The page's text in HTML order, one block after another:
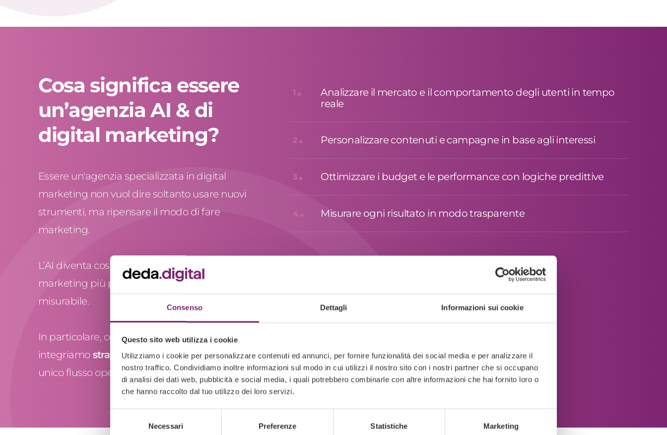
Consenso Dettagli Informazioni sui cookie
Questo sito web utilizza i cookie
Utilizziamo i cookie per personalizzare contenuti ed annunci, per fornire funzionalità dei social media e per analizzare il
nostro traffico. Condividiamo inoltre informazioni sul modo in cui utilizzi il nostro sito con i nostri partner che si occupano
di analisi dei dati web, pubblicità e social media, i quali potrebbero combinarle con altre informazioni che hai fornito loro o
che hanno raccolto dal tuo utilizzo dei loro servizi.
del
Necessari Preferenze Statistiche Marketing
Cosa significa essere
un’agenzia AI & di
digital marketing?
Essere un'agenzia specializzata in digital
marketing non vuol dire soltanto usare nuovi
strumenti, ma ripensare il modo di fare
marketing.
L’AI diventa così il motore che rende il digital
marketing più preciso, più veloce e più
misurabile.
In particolare, con l’intelligenza artificiale
integriamo strategia, dati e creativitàin un
unico flusso operativo che consente di:
1
Analizzare il mercato e il comportamento degli utenti in tempo
reale
2 Personalizzare contenuti e campagne in base agli interessi
3 Ottimizzare i budget e le performance con logiche predittive
4 Misurare ogni risultato in modo trasparente